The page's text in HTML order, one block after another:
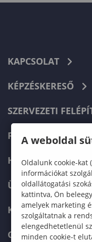
KAPCSOLAT
KÉPZÉSKERESŐ
SZERVEZETI
FELVÉTELIZŐKNEK
HALLGATÓKNAK
ÜZLETI
KARRIER
GREEN
A weboldal
Oldalunk cookie-kat
információkat
oldallátogatási
kattintva, Ön
amelyek marketing
szolgáltatnak a
elengedhetetlenül
minden cookie-t